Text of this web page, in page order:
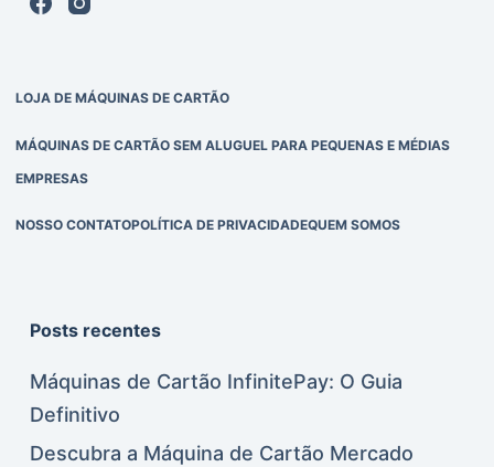
LOJA DE MÁQUINAS DE CARTÃO
MÁQUINAS DE CARTÃO SEM ALUGUEL PARA PEQUENAS E MÉDIAS
EMPRESAS
NOSSO CONTATOPOLÍTICA DE PRIVACIDADEQUEM SOMOS
Posts recentes
Máquinas de Cartão InfinitePay: O Guia
Definitivo
Descubra a Máquina de Cartão Mercado